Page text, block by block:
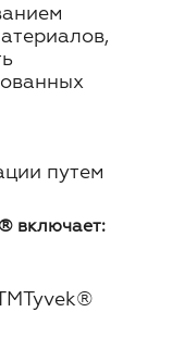
путем
включает: